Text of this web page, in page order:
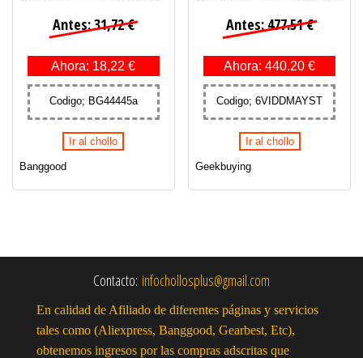
Antes: 31,72 €
Ahora: 18,22 €
Codigo; BG44445a
Ir al chollo
Banggood
Antes: 477.51 €
Ahora: 440.20 €
Codigo; 6VIDDMAYST
Ir al chollo
Geekbuying
Contacto: infochollosplus@gmail.com
En calidad de Afiliado de diferentes páginas y servicios
tales como (Aliexpress, Banggood, Gearbest, Etc),
obtenemos ingresos por las compras adscritas que